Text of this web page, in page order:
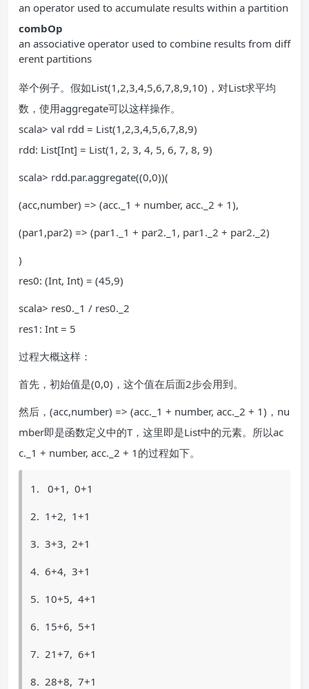
an operator used to accumulate results within a partition
combOp
an associative operator used to combine results from diff
erent partitions
举个例子。假如List(1,2,3,4,5,6,7,8,9,10)，对List求平均
数，使用aggregate可以这样操作。
scala> val rdd = List(1,2,3,4,5,6,7,8,9)
rdd: List[Int] = List(1, 2, 3, 4, 5, 6, 7, 8, 9)
scala> rdd.par.aggregate((0,0))(
(acc,number) => (acc._1 + number, acc._2 + 1),
(par1,par2) => (par1._1 + par2._1, par1._2 + par2._2)
)
res0: (Int, Int) = (45,9)
scala> res0._1 / res0._2
res1: Int = 5
过程大概这样：
首先，初始值是(0,0)，这个值在后面2步会用到。
然后，(acc,number) => (acc._1 + number, acc._2 + 1)，nu
mber即是函数定义中的T，这里即是List中的元素。所以ac
c._1 + number, acc._2 + 1的过程如下。
1. 0+1, 0+1
2. 1+2, 1+1
3. 3+3, 2+1
4. 6+4, 3+1
5. 10+5, 4+1
6. 15+6, 5+1
7. 21+7, 6+1
8. 28+8, 7+1